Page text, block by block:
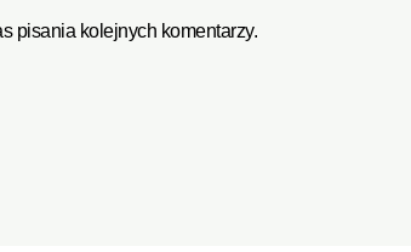
pisania kolejnych komentarzy.